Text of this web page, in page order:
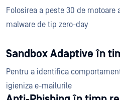
Folosirea a peste 30 de
malware de tip zero-day
Sandbox Adaptive în
Pentru a identifica
igieniza e-mailurile